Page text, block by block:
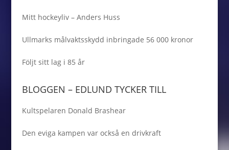
Mitt hockeyliv – Anders Huss
Ullmarks målvaktsskydd inbringade 56 000 kronor
Följt sitt lag i 85 år
BLOGGEN – EDLUND TYCKER TILL
Kultspelaren Donald Brashear
Den eviga kampen var också en drivkraft